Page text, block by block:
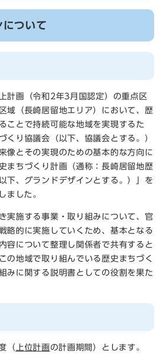
について
計画（令和2年3月国認定）の重点区
域（長崎居留地エリア）において、歴
ことで持続可能な地域を実現するた
くり協議会（以下、協議会とする。）
像とその実現のための基本的な方向に
まちづくり計画（通称：長崎居留地歴
下、グランドデザインとする。）」を
ました。
実施する事業・取り組みについて、官
略的に実施していくため、基本となる
容について整理し関係者で共有すると
の地域で取り組んでいる歴史まちづく
みに関する説明書としての役割を果た
（ 上位計画 の計画期間）とします。